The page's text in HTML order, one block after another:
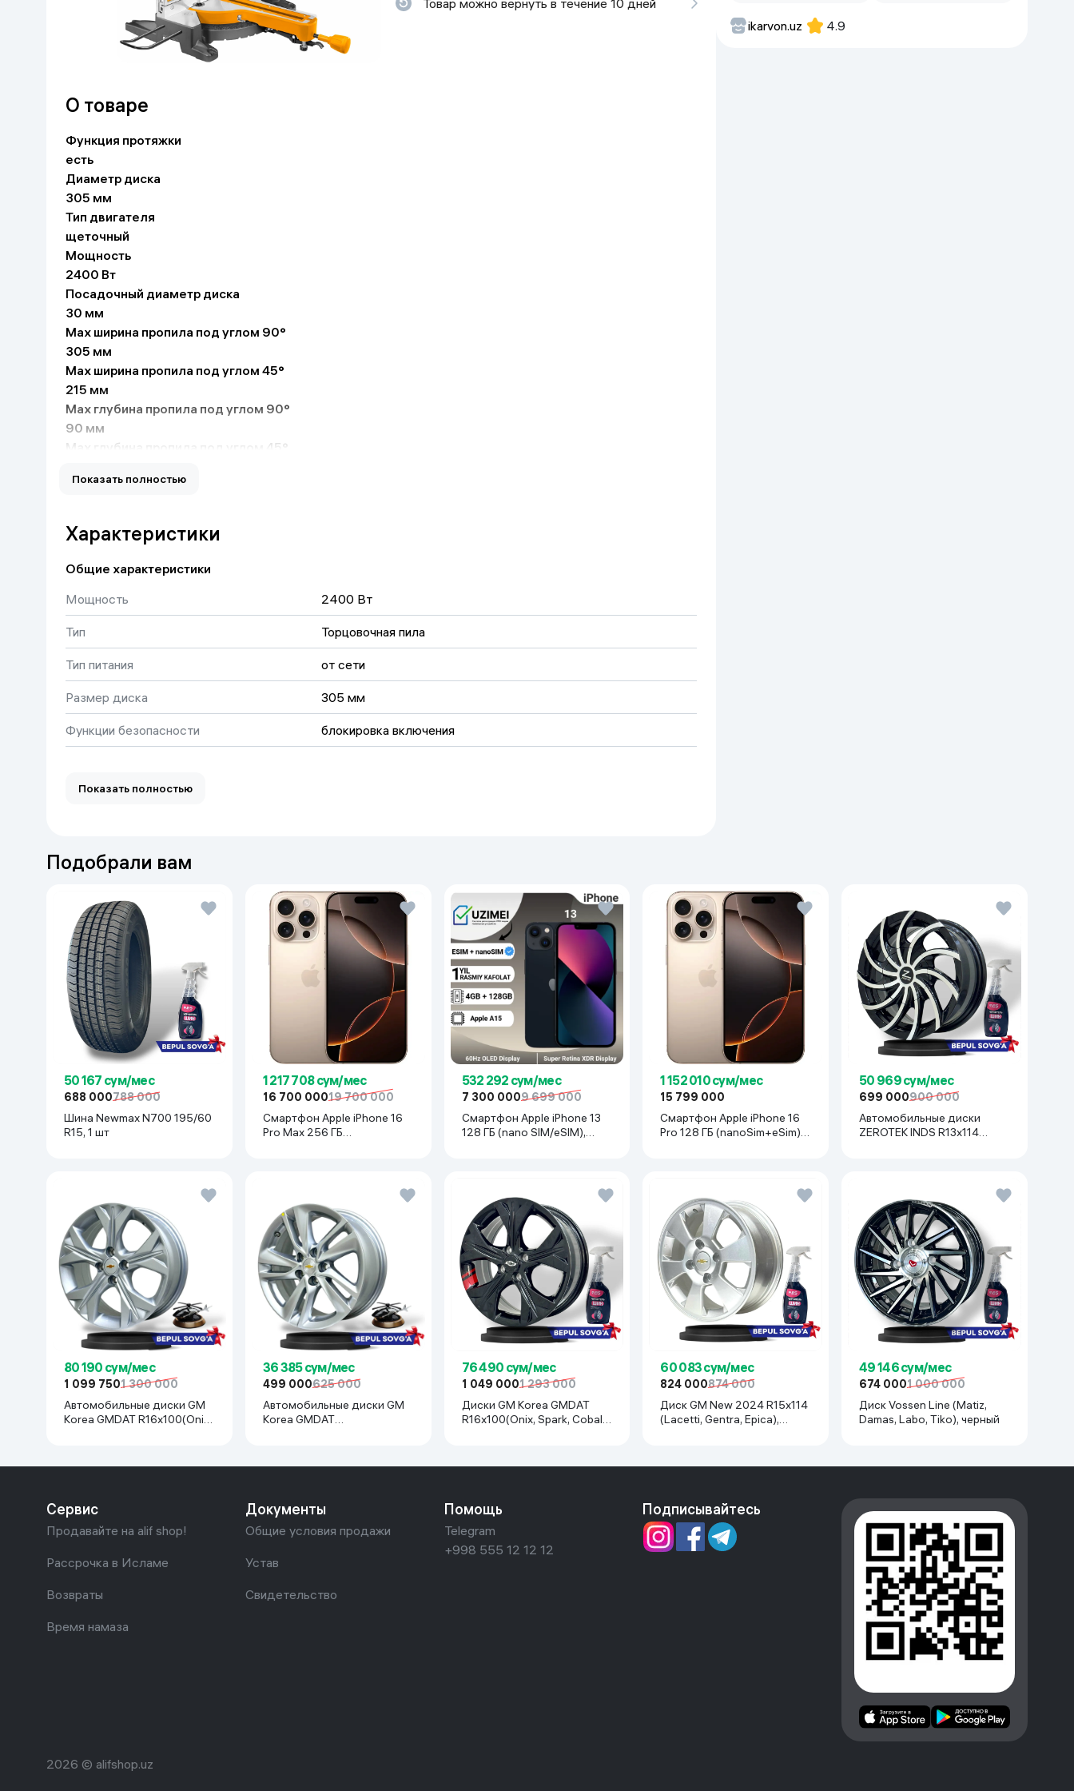
Красота и уход
Умный дом
Детские товары
Строительство и ремонт
Ювелирные изделия
Товары для дома
Дом и сад
Одежда и Обувь
Очки виртуальной реальности
Умные очки
Товар можно вернуть в течение 10 дней
О товаре
Функция протяжки
есть
Диаметр диска
305 мм
Тип двигателя
щеточный
Мощность
2400 Вт
Посадочный диаметр диска
30 мм
Max ширина пропила под углом 90°
305 мм
Max ширина пропила под углом 45°
215 мм
Max глубина пропила под углом 90°
90 мм
Max глубина пропила под углом 45°
Наличие лазера
Поддержание постоянных оборотов под нагрузкой
нет
Плавный пуск
Регулировка оборотов
нет
Длина кабеля
2 м
Струбцина в комплекте
нет
Класс товара
полупрофессиональный
Напряжение питания
4500 об/мин
Показать полностью
Характеристики
Общие характеристики
Мощность
2400 Вт
Тип Торцовочная пила
Тип питания от сети
Размер диска 305 мм
Функции безопасности блокировка включения
Показать полностью
ikarvon.uz 4.9
Подобрали вам
50 167 сум/мес
688 000788 000
Шина Newmax N700 195/60
R15, 1 шт
1 217 708 сум/мес
16 700 00019 700 000
Смартфон Apple iPhone 16
Pro Max 256 ГБ
532 292 сум/мес
7 300 0009 699 000
Смартфон Apple iPhone 13
128 ГБ (nano SIM/eSIM),
1 152 010 сум/мес
15 799 000
Смартфон Apple iPhone 16
Pro 128 ГБ (nanoSim+eSim),
50 969 сум/мес
699 000900 000
Автомобильные диски
ZEROTEK INDS R13x114
80 190 сум/мес
1 099 7501 300 000
Автомобильные диски GM
Korea GMDAT R16x100(Onix.
36 385 сум/мес
499 000625 000
Автомобильные диски GM
Korea GMDAT
76 490 сум/мес
1 049 0001 293 000
Диски GM Korea GMDAT
R16x100(Onix, Spark, Cobalt,
60 083 сум/мес
824 000874 000
Диск GM New 2024 R15x114
(Lacetti, Gentra, Epica),
49 146 сум/мес
674 0001 000 000
Диск Vossen Line (Matiz,
Damas, Labo, Tiko), черный
Сервис
Продавайте на alif shop!
Рассрочка в Исламе
Возвраты
Время намаза
Документы
Общие условия продажи
Устав
Свидетельство
Помощь
Telegram
+998 555 12 12 12
Подписывайтесь
2026 © alifshop.uz